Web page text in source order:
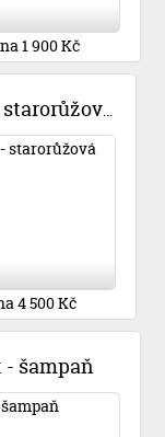
1 900 Kč
Dusy - starorůžová
4 500 Kč
- šampaň